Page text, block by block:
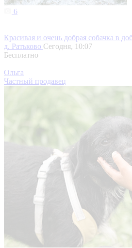
6
Красивая и очень добрая собачка в
д. Ратьково Сегодня, 10:07
Бесплатно
Ольга
Частный продавец